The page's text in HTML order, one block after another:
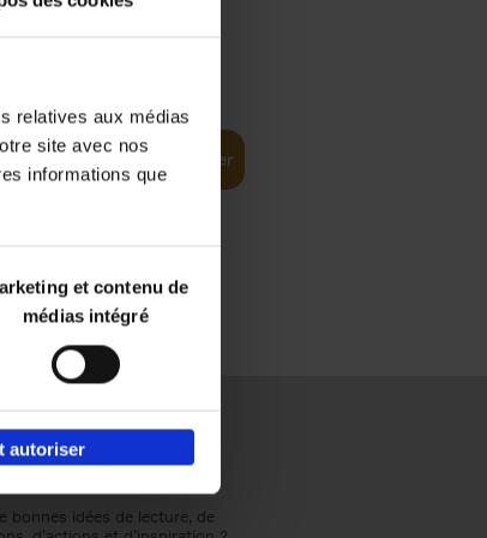
relatives aux médias
site avec nos
informations que
et contenu de
médias intégré
autoriser
Ajouter au panier
bonnes idées de lecture, de